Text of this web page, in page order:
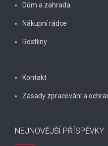
Dům a zahrada
Nákupní rádce
Rostliny
Kontakt
Zásady zpracování a
NEJNOVĚJŠÍ PŘÍSPĚVKY